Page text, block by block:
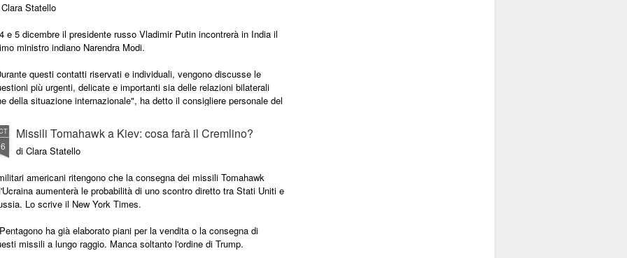
Statello
e 5 dicembre il presidente russo Vladimir Putin incontrerà in India il
ministro indiano Narendra Modi.
questi contatti riservati e individuali, vengono discusse le
più urgenti, delicate e importanti sia delle relazioni bilaterali
della situazione internazionale", ha detto il consigliere personale del
Missili Tomahawk a Kiev: cosa farà il Cremlino?
di Clara Statello
americani ritengono che la consegna dei missili Tomahawk
aumenterà le probabilità di uno scontro diretto tra Stati Uniti e
Lo scrive il New York Times.
ha già elaborato piani per la vendita o la consegna di
missili a lungo raggio. Manca soltanto l'ordine di Trump.